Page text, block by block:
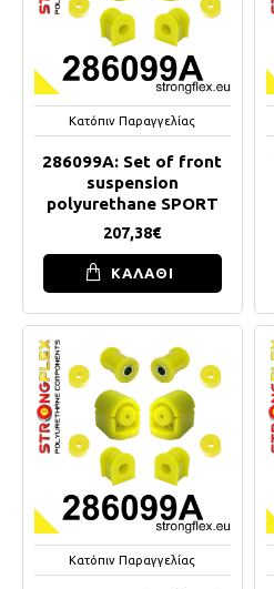
Κατόπιν Παραγγελίας
286099A: Set of front
suspension
polyurethane SPORT
207,38€
ΚΑΛΑΘΙ
Κατόπιν Παραγγελίας